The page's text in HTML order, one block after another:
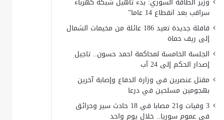
سراقب بعد انقطاع 14 عاما”
قافلة جديدة تعيد 186 عائلة من مخيمات الشمال
إلى ريف حماة
الجلسة الخامسة لمحاكمة احمد حسون.. تاجيل
إصدار الحكم إلى 24 آب
مقتل عنصرين في وزارة الدفاع وإصابة آخرين
بهجومين مسلحين في درعا
3 وفيات و21 مصابا في 18 حادث سير وحرائق
في عموم سوريا.. خلال يوم واحد